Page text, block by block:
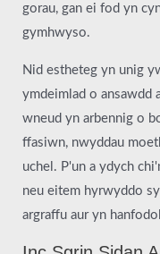
gorau, gan ei fod yn
gymhwyso.
Nid estheteg yn unig
ymdeimlad o ansawdd
wneud yn arbennig o
ffasiwn, nwyddau
uchel. P'un a ydych
neu eitem hyrwyddo
argraffu aur yn